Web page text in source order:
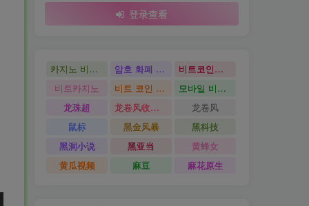
登录查看
카지노 비트코인 암호 화폐 카지노
비트코인카지노
비트카지노
비트 코인 온라인 카지노
모바일 비트 코인 카지노
龙珠超
龙卷风收音机
龙卷风
鼠标
黑金风暴
黑科技
黑洞小说
黑亚当
黄蜂女
黄瓜视频
麻豆 麻花原生